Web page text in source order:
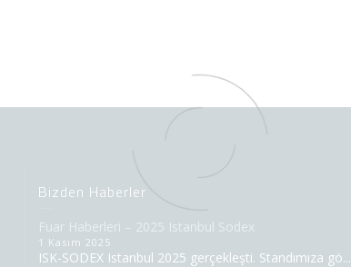
Bizden Haberler
Fuar Haberleri – 2025 Istanbul Sodex
1 Kasım 2025
ISK-SODEX Istanbul 2025 gerçekleşti. Standımıza gö...